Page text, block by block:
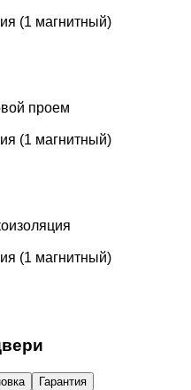
(1 магнитный)
проем
(1 магнитный)
(1 магнитный)
Гарантия